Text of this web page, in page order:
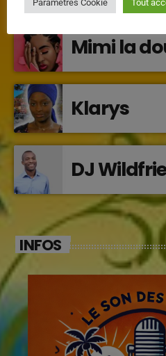
INTERVENANTS
Mimi la
Klarys
DJ
INFOS
Paramètres Cookie Tout